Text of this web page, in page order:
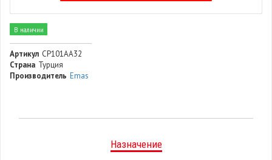
В наличии
Артикул CP101AA32
Страна Турция
Производитель Emas
Назначение